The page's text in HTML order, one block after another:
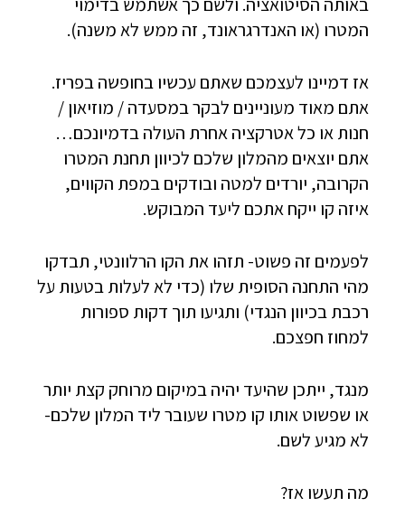
המטרו (או האנדרגראונד, זה ממש לא משנה).
אז דמיינו לעצמכם שאתם עכשיו בחופשה בפריז.
אתם מאוד מעוניינים לבקר במסעדה / מוזיאון /
חנות או כל אטרקציה אחרת העולה בדמיונכם…
אתם יוצאים מהמלון שלכם לכיוון תחנת המטרו
הקרובה, יורדים למטה ובודקים במפת הקווים,
איזה קו ייקח אתכם ליעד המבוקש.
לפעמים זה פשוט- תזהו את הקו הרלוונטי, תבדקו
מהי התחנה הסופית שלו (כדי לא לעלות בטעות על
רכבת בכיוון הנגדי) ותגיעו תוך דקות ספורות
למחוז חפצכם.
מנגד, ייתכן שהיעד יהיה במיקום מרוחק קצת יותר
או שפשוט אותו קו מטרו שעובר ליד המלון שלכם-
לא מגיע לשם.
מה תעשו אז?